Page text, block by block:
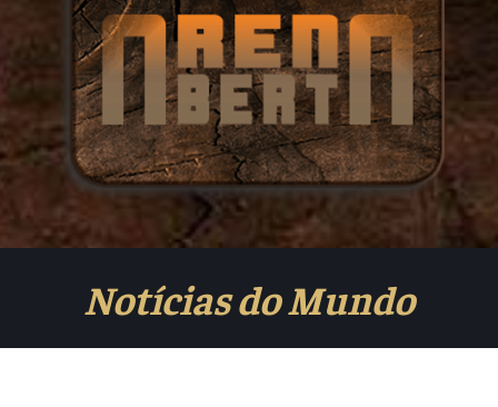
Notícias do Mundo